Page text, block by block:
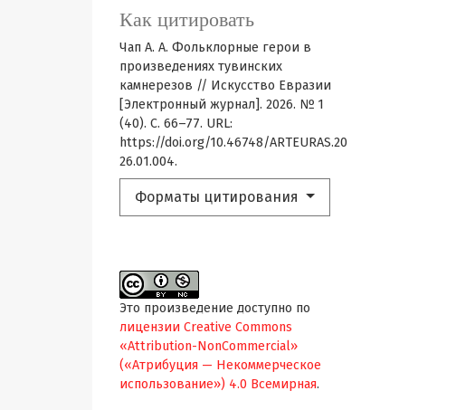
Как цитировать
Чап А. А. Фольклорные герои в
произведениях тувинских
камнерезов // Искусство Евразии
[Электронный журнал]. 2026. № 1
(40). С. 66–77. URL:
https://doi.org/10.46748/ARTEURAS.20
26.01.004.
Форматы цитирования
Это произведение доступно по
лицензии Creative Commons
«Attribution-NonCommercial»
(«Атрибуция — Некоммерческое
использование») 4.0 Всемирная.